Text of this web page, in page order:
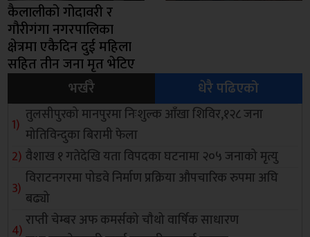
कैलालीको गोदावरी र
गौरीगंगा नगरपालिका
क्षेत्रमा एकैदिन दुई महिला
सहित तीन जना मृत भेटिए
भर्खरै
धेरै पढिएको
तुलसीपुरको मानपुरमा निःशुल्क आँखा शिविर,१२८ जना
मोतिविन्दुका बिरामी फेला
वैशाख १ गतेदेखि यता विपदका घटनामा २०५ जनाको मृत्यु
विराटनगरमा पोडवे निर्माण प्रक्रिया औपचारिक रुपमा अघि
बढ्यो
राप्ती चेम्बर अफ कमर्सको चाैथो वार्षिक साधारण